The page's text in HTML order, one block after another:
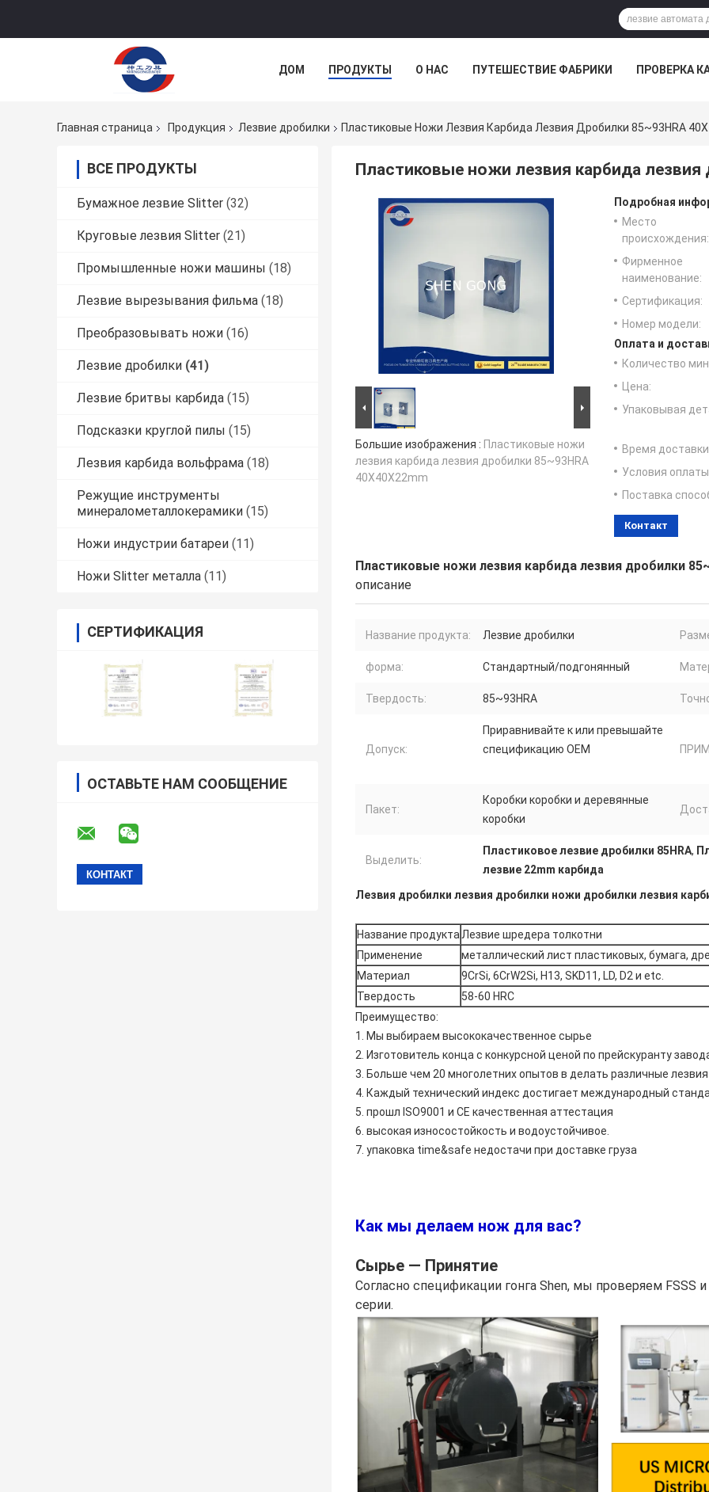
ДОМ ПРОДУКТЫ О НАС ПУТЕШЕСТВИЕ ФАБРИКИ ПРОВЕРКА
Главная страница Продукция Лезвие дробилки Пластиковые Ножи Лезвия Карбида Лезвия Дробилки 85~93HRA
ВСЕ ПРОДУКТЫ
Бумажное лезвие Slitter (32)
Круговые лезвия Slitter (21)
Промышленные ножи машины (18)
Лезвие вырезывания фильма (18)
Преобразовывать ножи (16)
Лезвие дробилки (41)
Лезвие бритвы карбида (15)
Подсказки круглой пилы (15)
Лезвия карбида вольфрама (18)
Режущие инструменты
минералометаллокерамики (15)
Ножи индустрии батареи (11)
Ножи Slitter металла (11)
СЕРТИФИКАЦИЯ
ОСТАВЬТЕ НАМ СООБЩЕНИЕ
Пластиковые ножи лезвия карбида лезвия
Большие изображения : Пластиковые ножи
лезвия карбида лезвия дробилки 85~93HRA
40X40X22mm
Подробная
Место
происхождения:
Фирменное
наименование:
Сертификация:
Номер модели:
Оплата и
Количество
Цена:
Упаковывая
Время
Условия
Поставка
Контакт
Пластиковые ножи лезвия карбида лезвия дробилки
описание
Название продукта: Лезвие дробилки
форма: Стандартный/подгонянный
Твердость: 85~93HRA
Допуск:
Приравнивайте к или превышайте
спецификацию OEM
Пакет:
Коробки коробки и деревянные
коробки
Выделить:
Пластиковое лезвие дробилки 85HRA,
лезвие 22mm карбида
Лезвия дробилки лезвия дробилки ножи дробилки лезвия
Название продуктаЛезвие шредера толкотни
Применение
металлический лист пластиковых, бумага,
Материал
9CrSi, 6CrW2Si, H13, SKD11, LD, D2 и etc.
Твердость
58-60 HRC
Преимущество:
1. Мы выбираем высококачественное сырье
2. Изготовитель конца с конкурсной ценой по прейскуранту
3. Больше чем 20 многолетних опытов в делать различные лезвия
4. Каждый технический индекс достигает международный
5. прошл ISO9001 и CE качественная аттестация
6. высокая износостойкость и водоустойчивое.
7. упаковка time&safe недостачи при доставке груза
Как мы делаем нож для вас?
Сырье — Принятие
Согласно спецификации гонга Shen, мы проверяем
серии.